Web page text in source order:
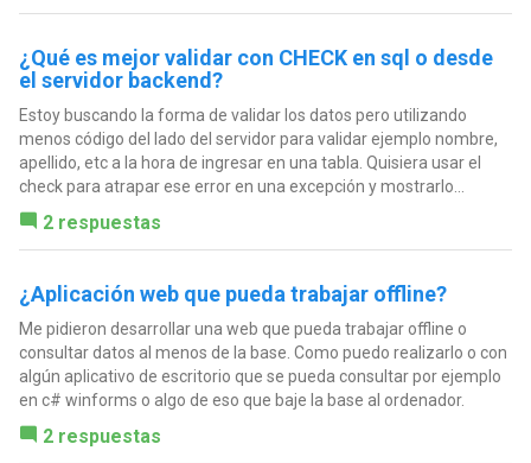
¿Qué es mejor validar con CHECK en sql o desde
el servidor backend?
Estoy buscando la forma de validar los datos pero utilizando
menos código del lado del servidor para validar ejemplo nombre,
apellido, etc a la hora de ingresar en una tabla. Quisiera usar el
check para atrapar ese error en una excepción y mostrarlo...
2 respuestas
¿Aplicación web que pueda trabajar offline?
Me pidieron desarrollar una web que pueda trabajar offline o
consultar datos al menos de la base. Como puedo realizarlo o con
algún aplicativo de escritorio que se pueda consultar por ejemplo
en c# winforms o algo de eso que baje la base al ordenador.
2 respuestas